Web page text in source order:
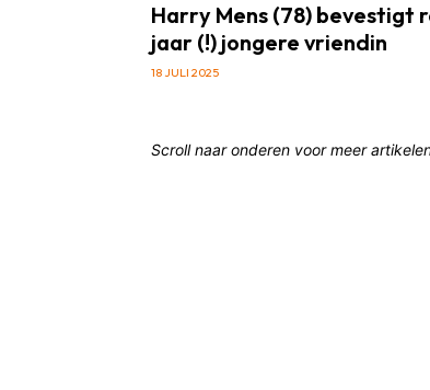
Harry Mens (78) bevestigt
jaar (!) jongere vriendin
18 JULI 2025
Scroll naar onderen voor meer